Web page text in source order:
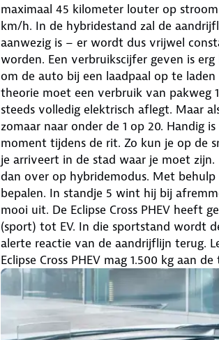
maximaal 45 kilometer louter op
km/h. In de hybridestand zal de
aanwezig is – er wordt dus vrijwel
worden. Een verbruikscijfer geven is
om de auto bij een laadpaal op te
theorie moet een verbruik van pakweg
steeds volledig elektrisch aflegt. Maar
zomaar naar onder de 1 op 20. Handig
moment tijdens de rit. Zo kun je op de
je arriveert in de stad waar je moet
dan over op hybridemodus. Met
bepalen. In standje 5 wint hij bij
mooi uit. De Eclipse Cross PHEV heeft
(sport) tot EV. In die sportstand wordt
alerte reactie van de aandrijflijn terug.
Eclipse Cross PHEV mag 1.500 kg aan